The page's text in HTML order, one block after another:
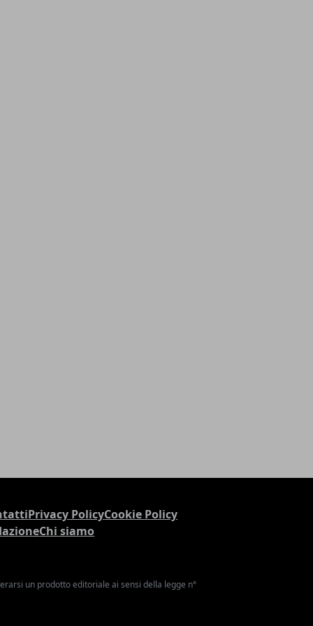
Privacy PolicyCookie Policy
Chi siamo
un prodotto editoriale ai sensi della legge n°